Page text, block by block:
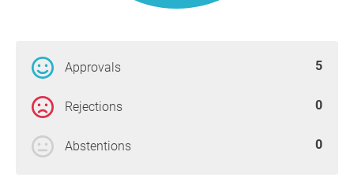
Approvals 5
Rejections 0
Abstentions 0